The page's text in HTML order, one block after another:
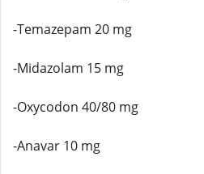
-Temazepam 20 mg
-Midazolam 15 mg
-Oxycodon 40/80 mg
-Anavar 10 mg